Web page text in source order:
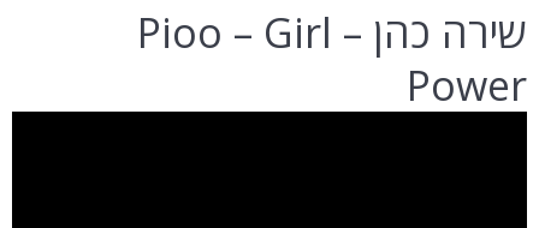
שירה כהן – Pioo – Girl
Power